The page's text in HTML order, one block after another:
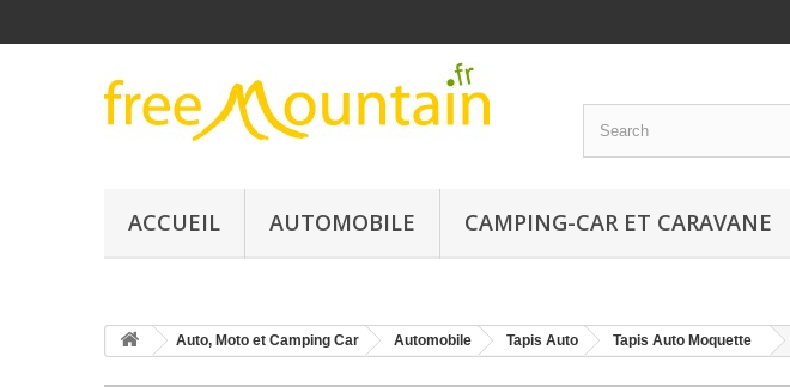
ACCUEIL AUTOMOBILE CAMPING-CAR ET CARAVANE
Auto, Moto et Camping Car Automobile Tapis Auto Tapis Auto Moquette